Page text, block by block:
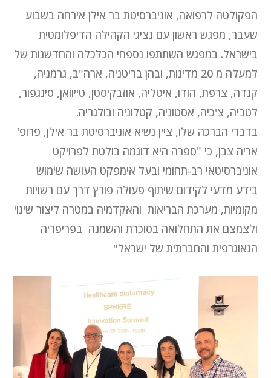
הפקולטה לרפואה, אוניברסיטת בר אילן אירחה בשבוע
שעבר, מפגש ראשון עם נציגי הקהילה הדיפלומטית
בישראל. במפגש השתתפו נספחי הכלכלה והחדשנות של
למעלה מ 20 מדינות, ובהן בריטניה, ארה"ב, גרמניה,
קנדה, צרפת, הודו, איטליה, אוזבקיסטן, טייוואן, סינגפור,
לטביה, צ'כיה, אסטוניה, קטלוניה ובולגריה.
בדברי הברכה שלו, ציין נשיא אוניברסיטת בר אילן, פרופ'
אריה צבן, כי "ספרה היא דוגמה בולטת לפרויקט
אוניברסיטאי רב-תחומי ובעל אימפקט העושה שימוש
בידע מדעי לקידום שיתוף פעולה פורץ דרך עם רשויות
מקומיות, מערכת הבריאות והאקדמיה במטרה ליצור שינוי
ולצמצם את התחלואה בסוכרת והשמנה בפריפריה
הגאוגרפית והחברתית של ישראל"